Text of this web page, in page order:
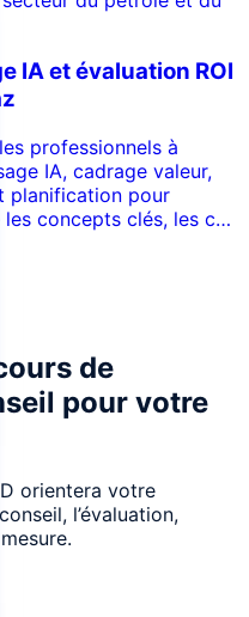
adaptée au secteur,
des participants et aux
IA et évaluation ROI
professionnels à
IA, cadrage valeur,
planification pour
concepts clés, les cas
puissent
secteur, aux
de
pour votre
orientera votre
l’évaluation,